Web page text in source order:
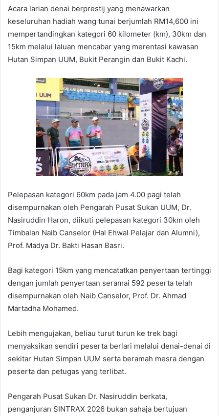
Acara larian denai berprestij yang menawarkan
keseluruhan hadiah wang tunai berjumlah RM14,600 ini
mempertandingkan kategori 60 kilometer (km), 30km dan
15km melalui laluan mencabar yang merentasi kawasan
Hutan Simpan UUM, Bukit Perangin dan Bukit Kachi.
Pelepasan kategori 60km pada jam 4.00 pagi telah
disempurnakan oleh Pengarah Pusat Sukan UUM, Dr.
Nasiruddin Haron, diikuti pelepasan kategori 30km oleh
Timbalan Naib Canselor (Hal Ehwal Pelajar dan Alumni),
Prof. Madya Dr. Bakti Hasan Basri.
Bagi kategori 15km yang mencatatkan penyertaan tertinggi
dengan jumlah penyertaan seramai 592 peserta telah
disempurnakan oleh Naib Canselor, Prof. Dr. Ahmad
Martadha Mohamed.
Lebih mengujakan, beliau turut turun ke trek bagi
menyaksikan sendiri peserta berlari melalui denai-denai di
sekitar Hutan Simpan UUM serta beramah mesra dengan
peserta dan petugas yang terlibat.
Pengarah Pusat Sukan Dr. Nasiruddin berkata,
penganjuran SINTRAX 2026 bukan sahaja bertujuan